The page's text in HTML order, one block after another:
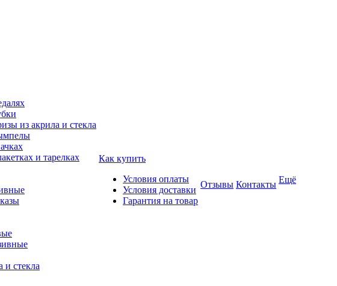
из акрила и стекла
и тарелках
и стекла
Как купить
Условия оплаты
Условия доставки
Гарантия на товар
Отзывы Контакты Ещё